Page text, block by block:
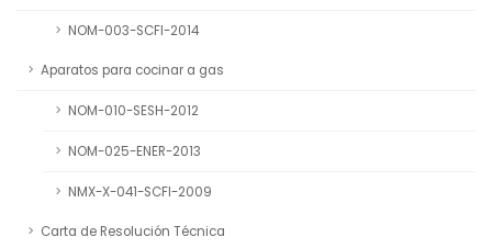
NOM-003-SCFI-2014
Aparatos para cocinar a gas
NOM-010-SESH-2012
NOM-025-ENER-2013
NMX-X-041-SCFI-2009
Carta de Resolución Técnica